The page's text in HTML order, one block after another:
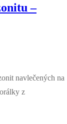
–
navlečených na
z